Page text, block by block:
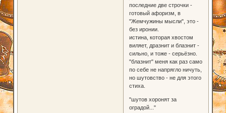
последние две строчки -
готовый афоризм, в
"Жемчужины мысли", это -
без иронии.
истина, которая хвостом
виляет, дразнит и блазнит -
сильно, и тоже - серьёзно.
"блазнит" меня как раз само
по себе не напрягло ничуть,
но шутовство - не для этого
стиха.
"шутов хоронят за
оградой..."